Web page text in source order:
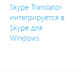
Skype Translator
интегрируется в
Skype для
Windows